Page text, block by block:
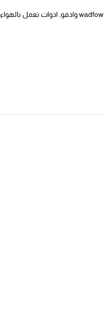
wadfow وادفو , ادوات تعمل بالهواء